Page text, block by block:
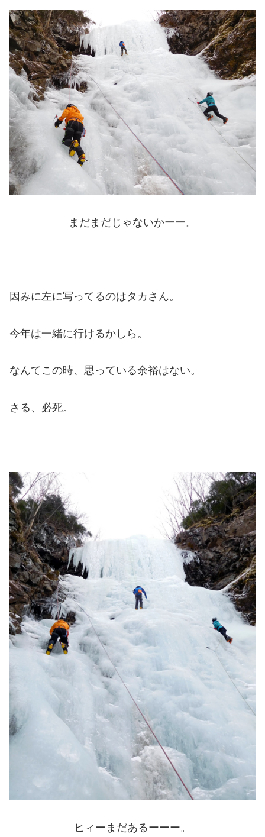
まだまだじゃないかーー。
因みに左に写ってるのはタカさん。
今年は一緒に行けるかしら。
なんてこの時、思っている余裕はない。
さる、必死。
ヒィーまだあるーーー。